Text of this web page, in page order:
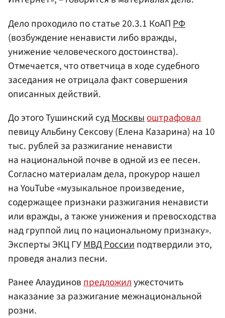
Дело проходило по статье 20.3.1 КоАП РФ
(возбуждение ненависти либо вражды,
унижение человеческого достоинства).
Отмечается, что ответчица в ходе судебного
заседания не отрицала факт совершения
описанных действий.
До этого Тушинский судМосквыоштрафовал
певицу Альбину Сексову (Елена Казарина) на 10
тыс. рублей за разжигание ненависти
на национальной почве в одной из ее песен.
Согласно материалам дела, прокурор нашел
на YouTube «музыкальное произведение,
содержащее признаки разжигания ненависти
или вражды, а также унижения и превосходства
над группой лиц по национальному признаку».
Эксперты ЭКЦ ГУМВД Россииподтвердили это,
проведя анализ песни.
Ранее Алаудиновпредложилужесточить
наказание за разжигание межнациональной
розни.